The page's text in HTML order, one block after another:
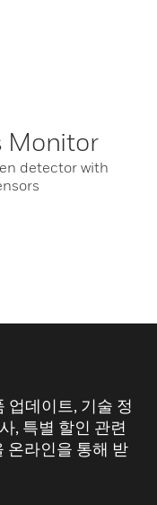
Monitor
detector with
데이트, 기술 정
, 특별 할인 관련
온라인을 통해 받